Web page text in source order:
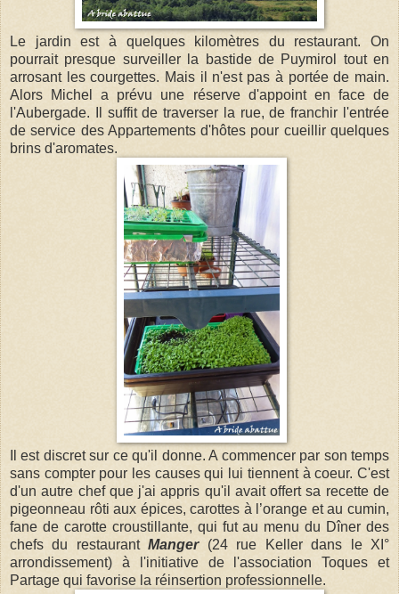
Le jardin est à quelques kilomètres du restaurant. On
pourrait presque surveiller la bastide de Puymirol tout en
arrosant les courgettes. Mais il n'est pas à portée de main.
Alors Michel a prévu une réserve d'appoint en face de
l'Aubergade. Il suffit de traverser la rue, de franchir l'entrée
de service des Appartements d'hôtes pour cueillir quelques
brins d'aromates.
Il est discret sur ce qu'il donne. A commencer par son temps
sans compter pour les causes qui lui tiennent à coeur. C'est
d'un autre chef que j'ai appris qu'il avait offert sa recette de
pigeonneau rôti aux épices, carottes à l’orange et au cumin,
fane de carotte croustillante, qui fut au menu du Dîner des
chefs du restaurantManger(24 rue Keller dans le XI°
arrondissement) à l'initiative de l'association Toques et
Partage qui favorise la réinsertion professionnelle.